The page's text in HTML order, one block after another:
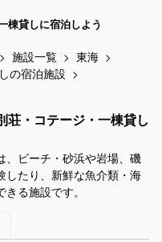
棟貸しに宿泊しよう
施設一覧
東海
の宿泊施設
荘・コテージ・一棟貸し
、ビーチ・砂浜や岩場、磯
したり、新鮮な魚介類・海
る施設です。